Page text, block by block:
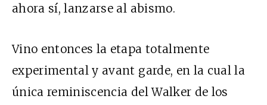
ahora sí, lanzarse al abismo.
Vino entonces la etapa totalmente
experimental y avant garde, en la cual la
única reminiscencia del Walker de los